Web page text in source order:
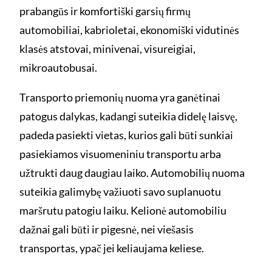
prabangūs ir komfortiški garsių firmų
automobiliai, kabrioletai, ekonomiški vidutinės
klasės atstovai, minivenai, visureigiai,
mikroautobusai.
Transporto priemonių nuoma yra ganėtinai
patogus dalykas, kadangi suteikia didelę laisvę,
padeda pasiekti vietas, kurios gali būti sunkiai
pasiekiamos visuomeniniu transportu arba
užtrukti daug daugiau laiko. Automobilių nuoma
suteikia galimybę važiuoti savo suplanuotu
maršrutu patogiu laiku. Kelionė automobiliu
dažnai gali būti ir pigesnė, nei viešasis
transportas, ypač jei keliaujama keliese.